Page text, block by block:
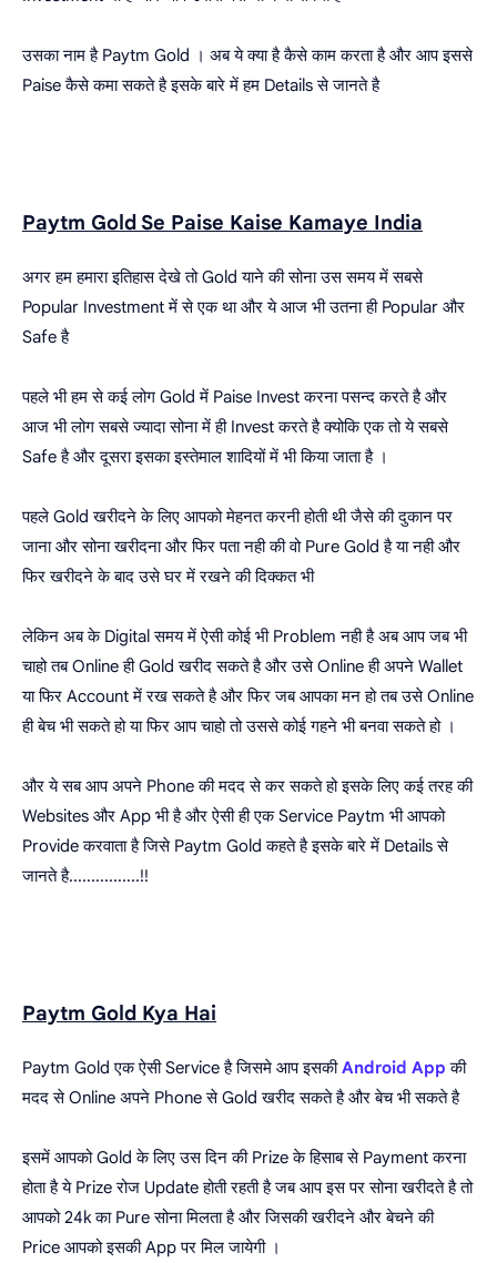
उसका नाम है Paytm Gold । अब ये क्या है कैसे काम करता है और आप इससे
Paise कैसे कमा सकते है इसके बारे में हम Details से जानते है
Paytm Gold Se Paise Kaise Kamaye India
अगर हम हमारा इतिहास देखे तो Gold याने की सोना उस समय में सबसे
Popular Investment में से एक था और ये आज भी उतना ही Popular और
Safe है
पहले भी हम से कई लोग Gold में Paise Invest करना पसन्द करते है और
आज भी लोग सबसे ज्यादा सोना में ही Invest करते है क्योकि एक तो ये सबसे
Safe है और दूसरा इसका इस्तेमाल शादियों में भी किया जाता है ।
पहले Gold खरीदने के लिए आपको मेहनत करनी होती थी जैसे की दुकान पर
जाना और सोना खरीदना और फिर पता नही की वो Pure Gold है या नही और
फिर खरीदने के बाद उसे घर में रखने की दिक्कत भी
लेकिन अब के Digital समय में ऐसी कोई भी Problem नही है अब आप जब भी
चाहो तब Online ही Gold खरीद सकते है और उसे Online ही अपने Wallet
या फिर Account में रख सकते है और फिर जब आपका मन हो तब उसे Online
ही बेच भी सकते हो या फिर आप चाहो तो उससे कोई गहने भी बनवा सकते हो ।
और ये सब आप अपने Phone की मदद से कर सकते हो इसके लिए कई तरह की
Websites और App भी है और ऐसी ही एक Service Paytm भी आपको
Provide करवाता है जिसे Paytm Gold कहते है इसके बारे में Details से
जानते है................!!
Paytm Gold Kya Hai
Paytm Gold एक ऐसी Service है जिसमे आप इसकीAndroid App की
मदद से Online अपने Phone से Gold खरीद सकते है और बेच भी सकते है
इसमें आपको Gold के लिए उस दिन की Prize के हिसाब से Payment करना
होता है ये Prize रोज Update होती रहती है जब आप इस पर सोना खरीदते है तो
आपको 24k का Pure सोना मिलता है और जिसकी खरीदने और बेचने की
Price आपको इसकी App पर मिल जायेगी ।